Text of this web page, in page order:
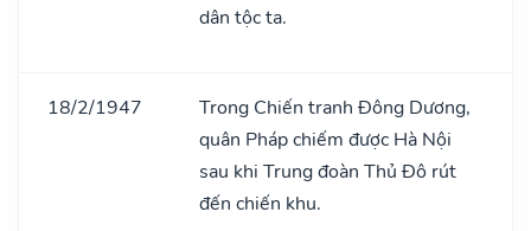
dân tộc ta.
18/2/1947
Trong Chiến tranh Đông Dương,
quân Pháp chiếm được Hà Nội
sau khi Trung đoàn Thủ Đô rút
đến chiến khu.